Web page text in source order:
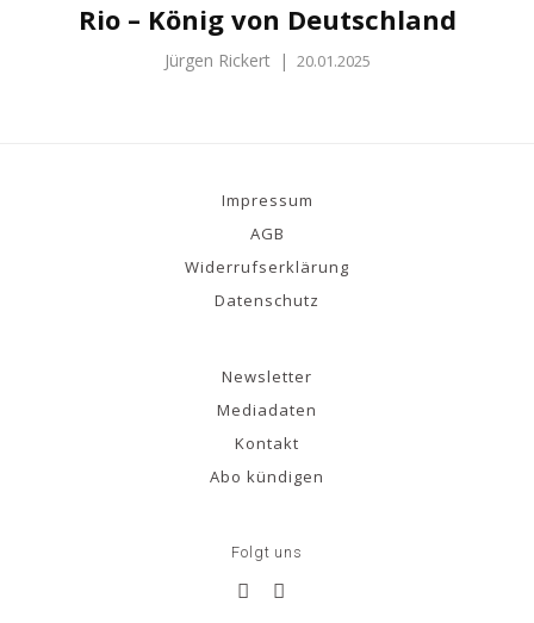
Rio – König von Deutschland
Jürgen Rickert | 20.01.2025
Impressum
AGB
Widerrufserklärung
Datenschutz
Newsletter
Mediadaten
Kontakt
Abo kündigen
Folgt uns